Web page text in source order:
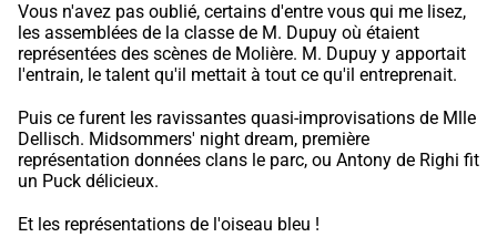
Vous n'avez pas oublié, certains d'entre vous qui me lisez,
les assemblées de la classe de M. Dupuy où étaient
représentées des scènes de Molière. M. Dupuy y apportait
l'entrain, le talent qu'il mettait à tout ce qu'il entreprenait.
Puis ce furent les ravissantes quasi-improvisations de Mlle
Dellisch. Mid­sommers' night dream, première
représentation données clans le parc, ou Antony de Righi fit
un Puck délicieux.
Et les représentations de l'oiseau bleu !